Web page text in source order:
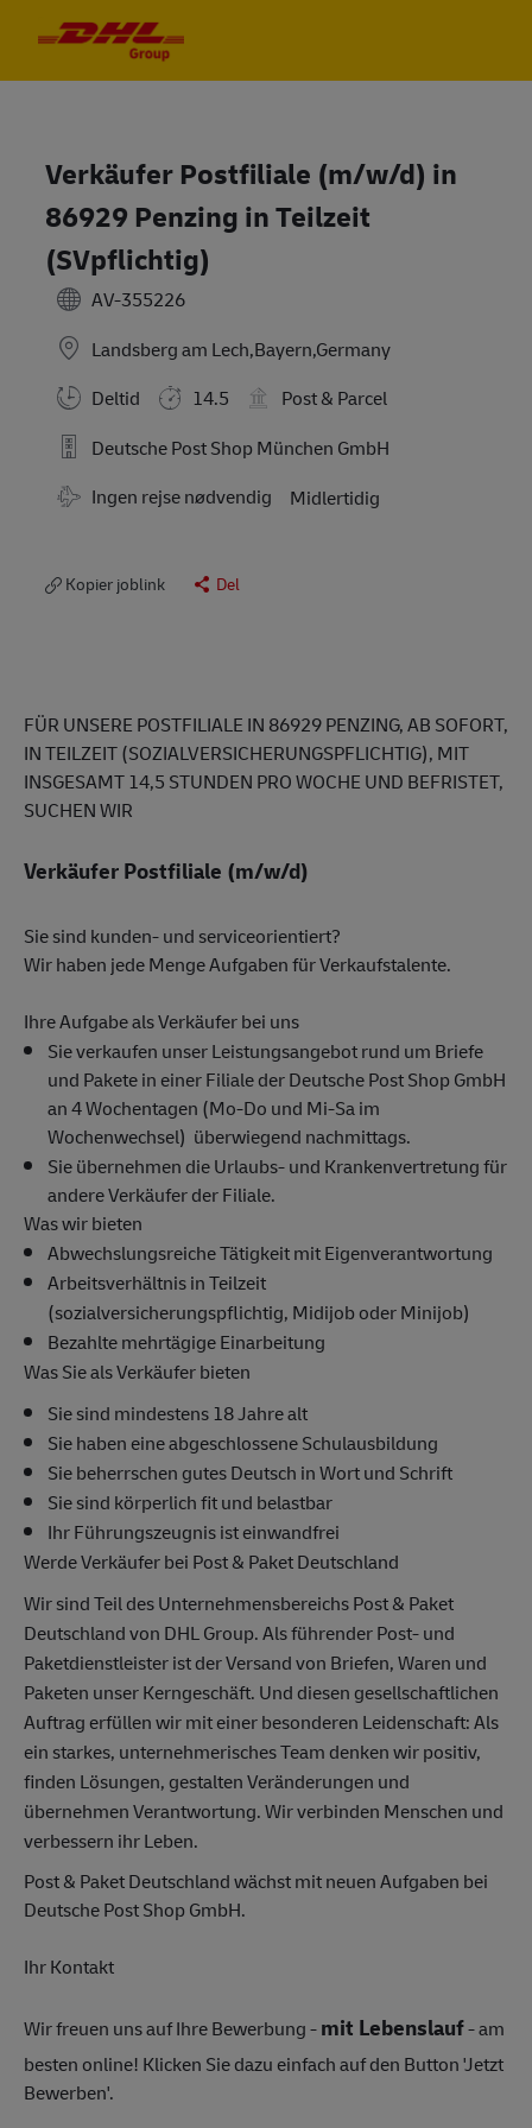
Verkäufer Postfiliale (m/w/d) in
86929 Penzing in Teilzeit
(SVpflichtig)
AV-355226
Landsberg am Lech,Bayern,Germany
Deltid
14.5
Post & Parcel
Deutsche Post Shop München GmbH
Travel Required
Ingen rejse nødvendig Midlertidig
Kopier joblink Del
FÜR UNSERE POSTFILIALE IN 86929 PENZING, AB SOFORT,
IN TEILZEIT (SOZIALVERSICHERUNGSPFLICHTIG), MIT
INSGESAMT 14,5 STUNDEN PRO WOCHE UND BEFRISTET,
SUCHEN WIR
Verkäufer Postfiliale (m/w/d)
Sie sind kunden- und serviceorientiert?
Wir haben jede Menge Aufgaben für Verkaufstalente.
Ihre Aufgabe als Verkäufer bei uns
Sie verkaufen unser Leistungsangebot rund um Briefe
und Pakete in einer Filiale der Deutsche Post Shop GmbH
an 4 Wochentagen (Mo-Do und Mi-Sa im
Wochenwechsel) überwiegend nachmittags.
Sie übernehmen die Urlaubs- und Krankenvertretung für
andere Verkäufer der Filiale.
Was wir bieten
Abwechslungsreiche Tätigkeit mit Eigenverantwortung
Arbeitsverhältnis in Teilzeit
(sozialversicherungspflichtig, Midijob oder Minijob)
Bezahlte mehrtägige Einarbeitung
Was Sie als Verkäufer bieten
Sie sind mindestens 18 Jahre alt
Sie haben eine abgeschlossene Schulausbildung
Sie beherrschen gutes Deutsch in Wort und Schrift
Sie sind körperlich fit und belastbar
Ihr Führungszeugnis ist einwandfrei
Werde Verkäufer bei Post & Paket Deutschland
Wir sind Teil des Unternehmensbereichs Post & Paket
Deutschland von DHL Group. Als führender Post- und
Paketdienstleister ist der Versand von Briefen, Waren und
Paketen unser Kerngeschäft. Und diesen gesellschaftlichen
Auftrag erfüllen wir mit einer besonderen Leidenschaft: Als
ein starkes, unternehmerisches Team denken wir positiv,
finden Lösungen, gestalten Veränderungen und
übernehmen Verantwortung. Wir verbinden Menschen und
verbessern ihr Leben.
Post & Paket Deutschland wächst mit neuen Aufgaben bei
Deutsche Post Shop GmbH.
Ihr Kontakt
Wir freuen uns auf Ihre Bewerbung -mit Lebenslauf- am
besten online! Klicken Sie dazu einfach auf den Button 'Jetzt
Bewerben'.